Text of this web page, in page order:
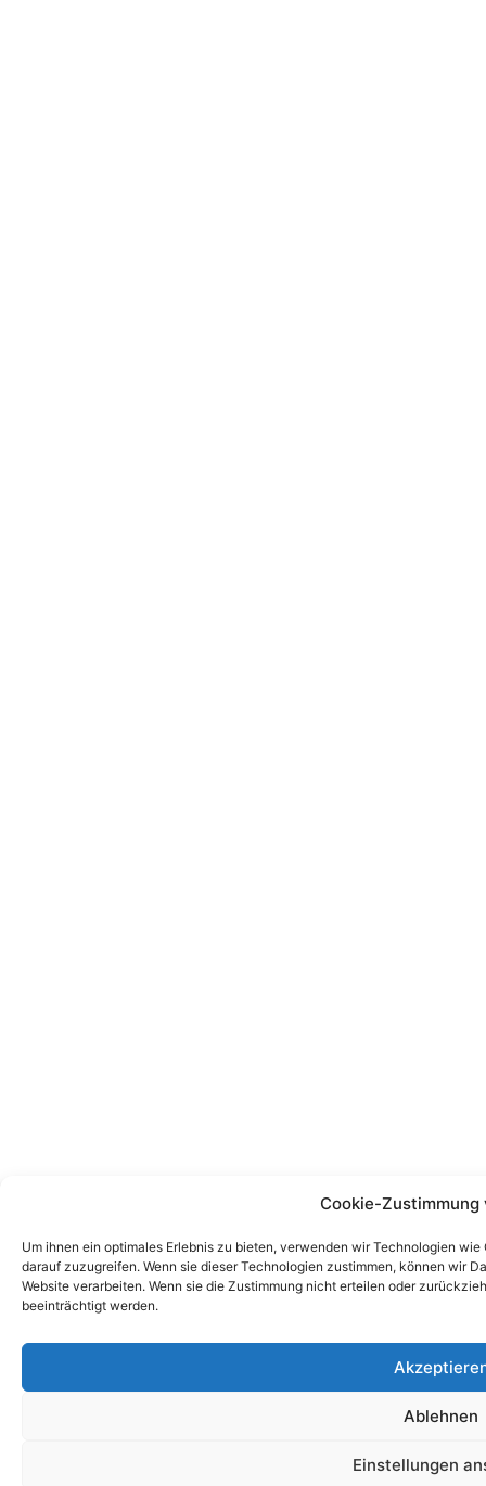
Cookie-Zustimmung
Um ihnen ein optimales Erlebnis zu bieten, verwenden wir Technologien
darauf zuzugreifen. Wenn sie dieser Technologien zustimmen, können wir
Website verarbeiten. Wenn sie die Zustimmung nicht erteilen oder
beeinträchtigt werden.
Ablehnen
Einstellungen